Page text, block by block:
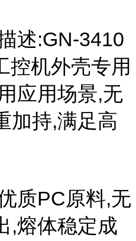
述:GN-3410
控机外壳专用
应用场景,无
加持,满足高
质PC原料,无
,熔体稳定成